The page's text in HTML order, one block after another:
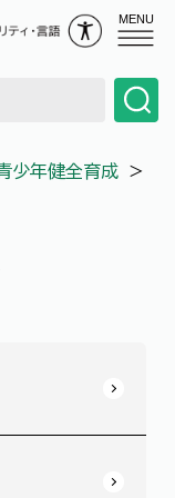
MENU
少年健全育成 ＞